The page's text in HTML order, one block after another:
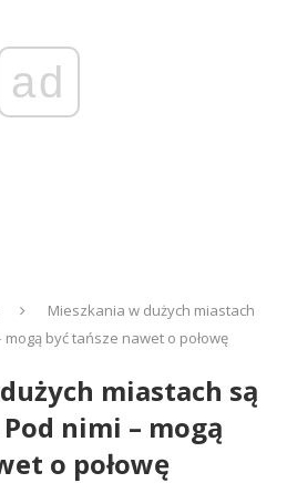
ad
Mieszkania w dużych miastach
być tańsze nawet o połowę
miastach są
nimi – mogą
o połowę